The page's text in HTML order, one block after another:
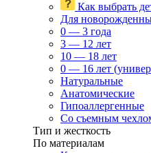
Как выбрать
Для
0 — 3 года
3 — 12 лет
10 — 18 лет
0 — 16 лет
Натуральные
Анатомические
Гипоаллергенные
Со съемным
Тип и жесткость
По материалам